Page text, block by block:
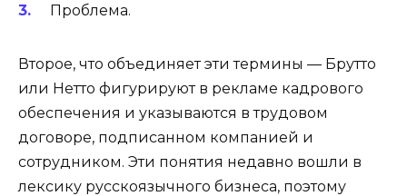
Проблема.
Второе, что объединяет эти термины — Брутто
или Нетто фигурируют в рекламе кадрового
обеспечения и указываются в трудовом
договоре, подписанном компанией и
сотрудником. Эти понятия недавно вошли в
лексику русскоязычного бизнеса, поэтому